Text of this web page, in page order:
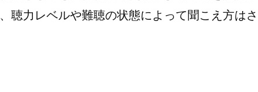
聴力レベルや難聴の状態によって聞こえ方はさ